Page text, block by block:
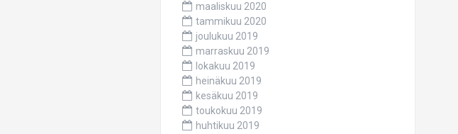
maaliskuu 2020
tammikuu 2020
joulukuu 2019
marraskuu 2019
lokakuu 2019
heinäkuu 2019
kesäkuu 2019
toukokuu 2019
huhtikuu 2019